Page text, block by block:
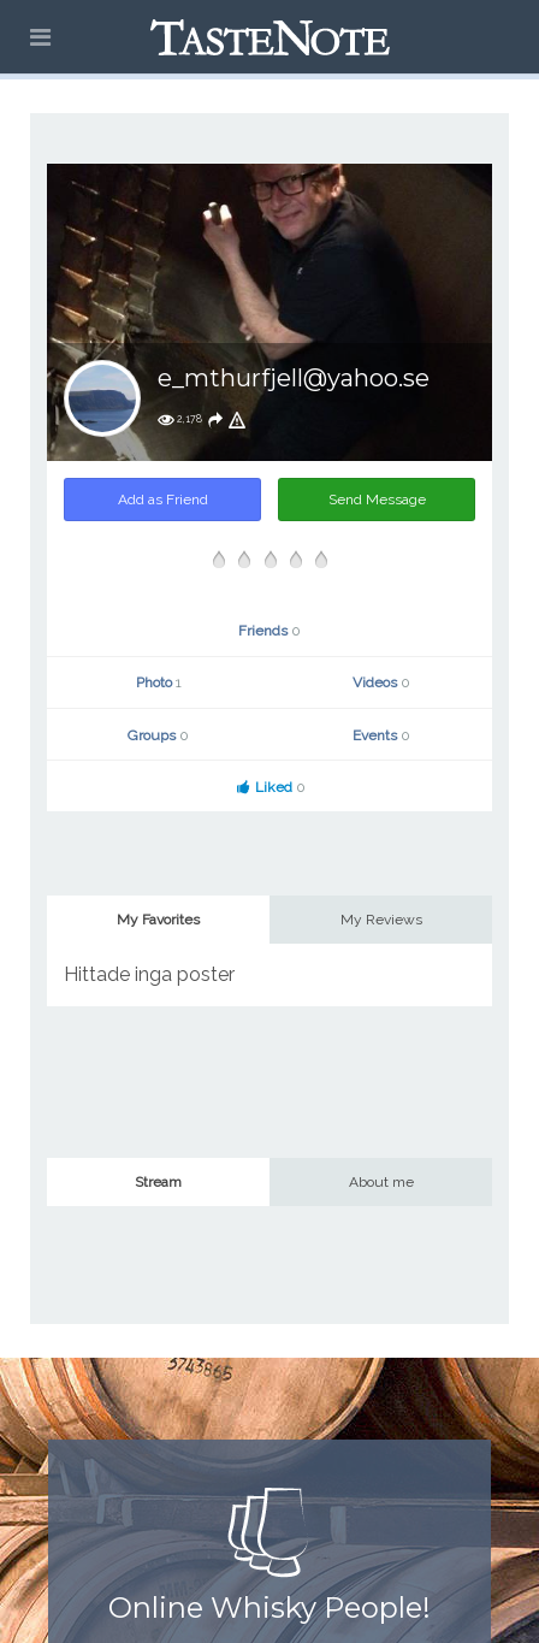
e_mthurfjell@yahoo.se
2,178
Add as Friend Send Message
Friends 0
Photo1 Videos 0
Groups 0 Events 0
Liked 0
My Favorites My Reviews
Hittade inga poster
Stream About me
Online Whisky People!